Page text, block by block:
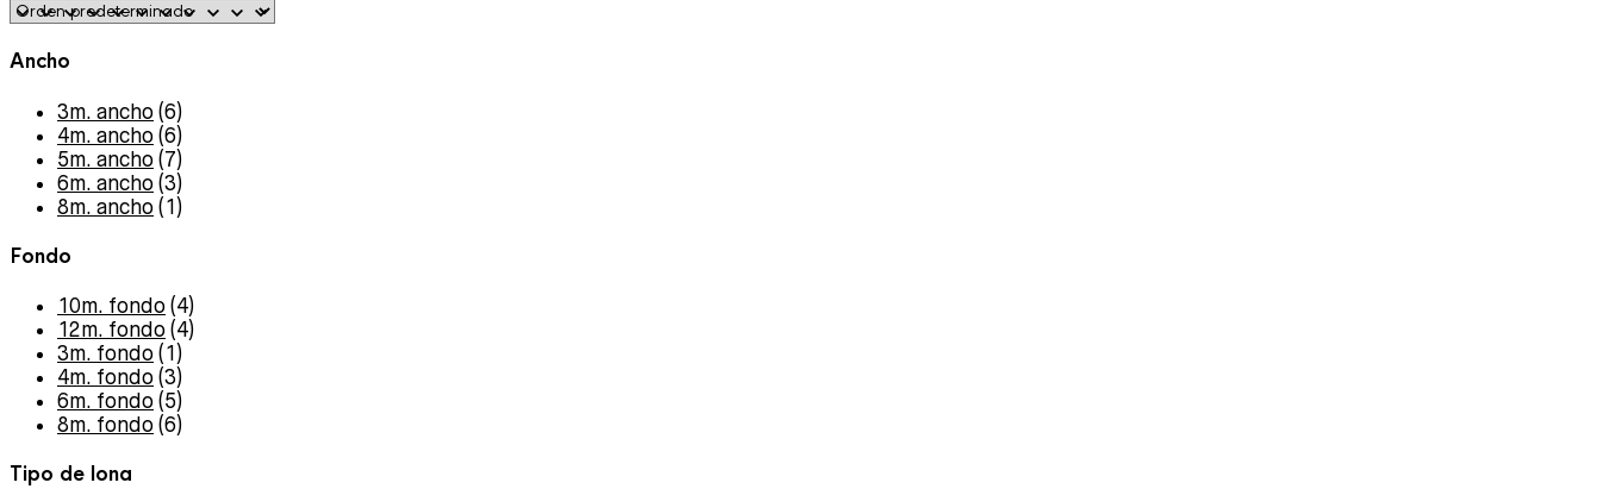
Ancho
3m. ancho (6)
4m. ancho (6)
5m. ancho (7)
6m. ancho (3)
8m. ancho (1)
Fondo
10m. fondo (4)
12m. fondo (4)
3m. fondo (1)
4m. fondo (3)
6m. fondo (5)
8m. fondo (6)
Tipo de lona